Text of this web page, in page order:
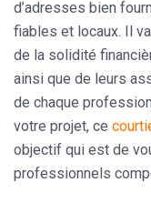
d’adresses bien
fiables et locaux. Il
de la solidité
ainsi que de leurs
de chaque
votre projet, ce
objectif qui est de
professionnels